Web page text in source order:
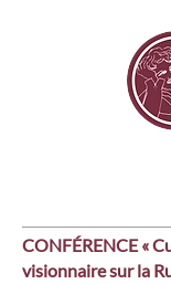
CONFÉRENCE «
visionnaire sur la